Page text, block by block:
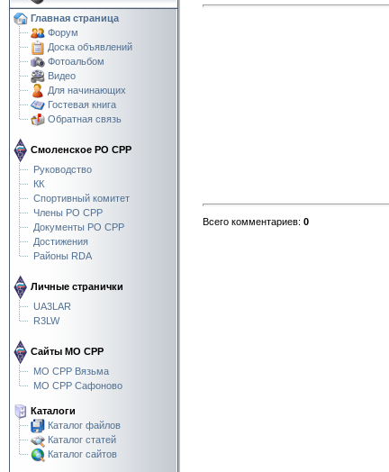
Главная страница
Форум
Доска объявлений
Фотоальбом
Видео
Для начинающих
Гостевая книга
Обратная связь
Смоленское РО СРР
Руководство
КК
Спортивный комитет
Члены РО СРР
Документы РО СРР
Достижения
Районы RDA
Личные странички
UA3LAR
R3LW
Сайты МО СРР
МО СРР Вязьма
МО СРР Сафоново
Каталоги
Каталог файлов
Каталог статей
Каталог сайтов
Всего комментариев: 0